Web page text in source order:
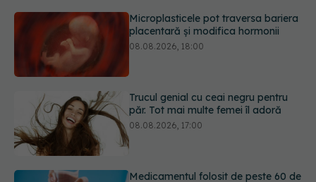
Trucul genial cu ceai negru pentru
păr. Tot mai multe femei îl adoră
Medicamentul folosit de peste 60 de
ani care acționează într-un loc
neașteptat